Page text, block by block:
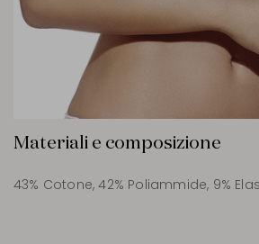
Materiali e composizione
43% Cotone, 42% Poliammide, 9%